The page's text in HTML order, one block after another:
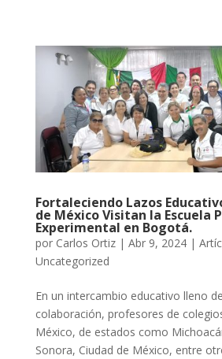
Fortaleciendo Lazos
de México Visitan la Escuela
Experimental en Bogotá.
por Carlos Ortiz| Abr 9, 2024|
Uncategorized
En un intercambio educativo lleno
colaboración, profesores de
México, de estados como
Sonora, Ciudad de México, entre